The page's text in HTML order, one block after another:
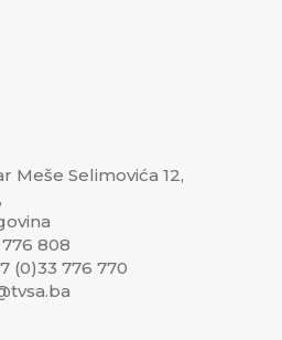
Meše Selimovića 12,
808
(0)33 776 770